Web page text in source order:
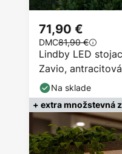
Lindby LED
Zavio,
kolík, IP65
71,90 €
DMC81,90 €
Na sklade
+ extra množstevná